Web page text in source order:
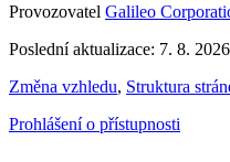
Provozovatel Galileo
Poslední aktualizace: 7. 8. 2026
Změna vzhledu, Struktura
Prohlášení o přístupnosti